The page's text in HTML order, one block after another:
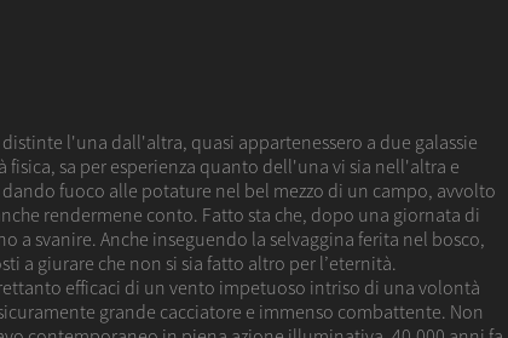
l'una dall'altra, quasi appartenessero a due galassie
sa per esperienza quanto dell'una vi sia nell'altra e
fuoco alle potature nel bel mezzo di un campo, avvolto
rendermene conto. Fatto sta che, dopo una giornata di
svanire. Anche inseguendo la selvaggina ferita nel bosco,
a giurare che non si sia fatto altro per l’eternità.
efficaci di un vento impetuoso intriso di una volontà
grande cacciatore e immenso combattente. Non